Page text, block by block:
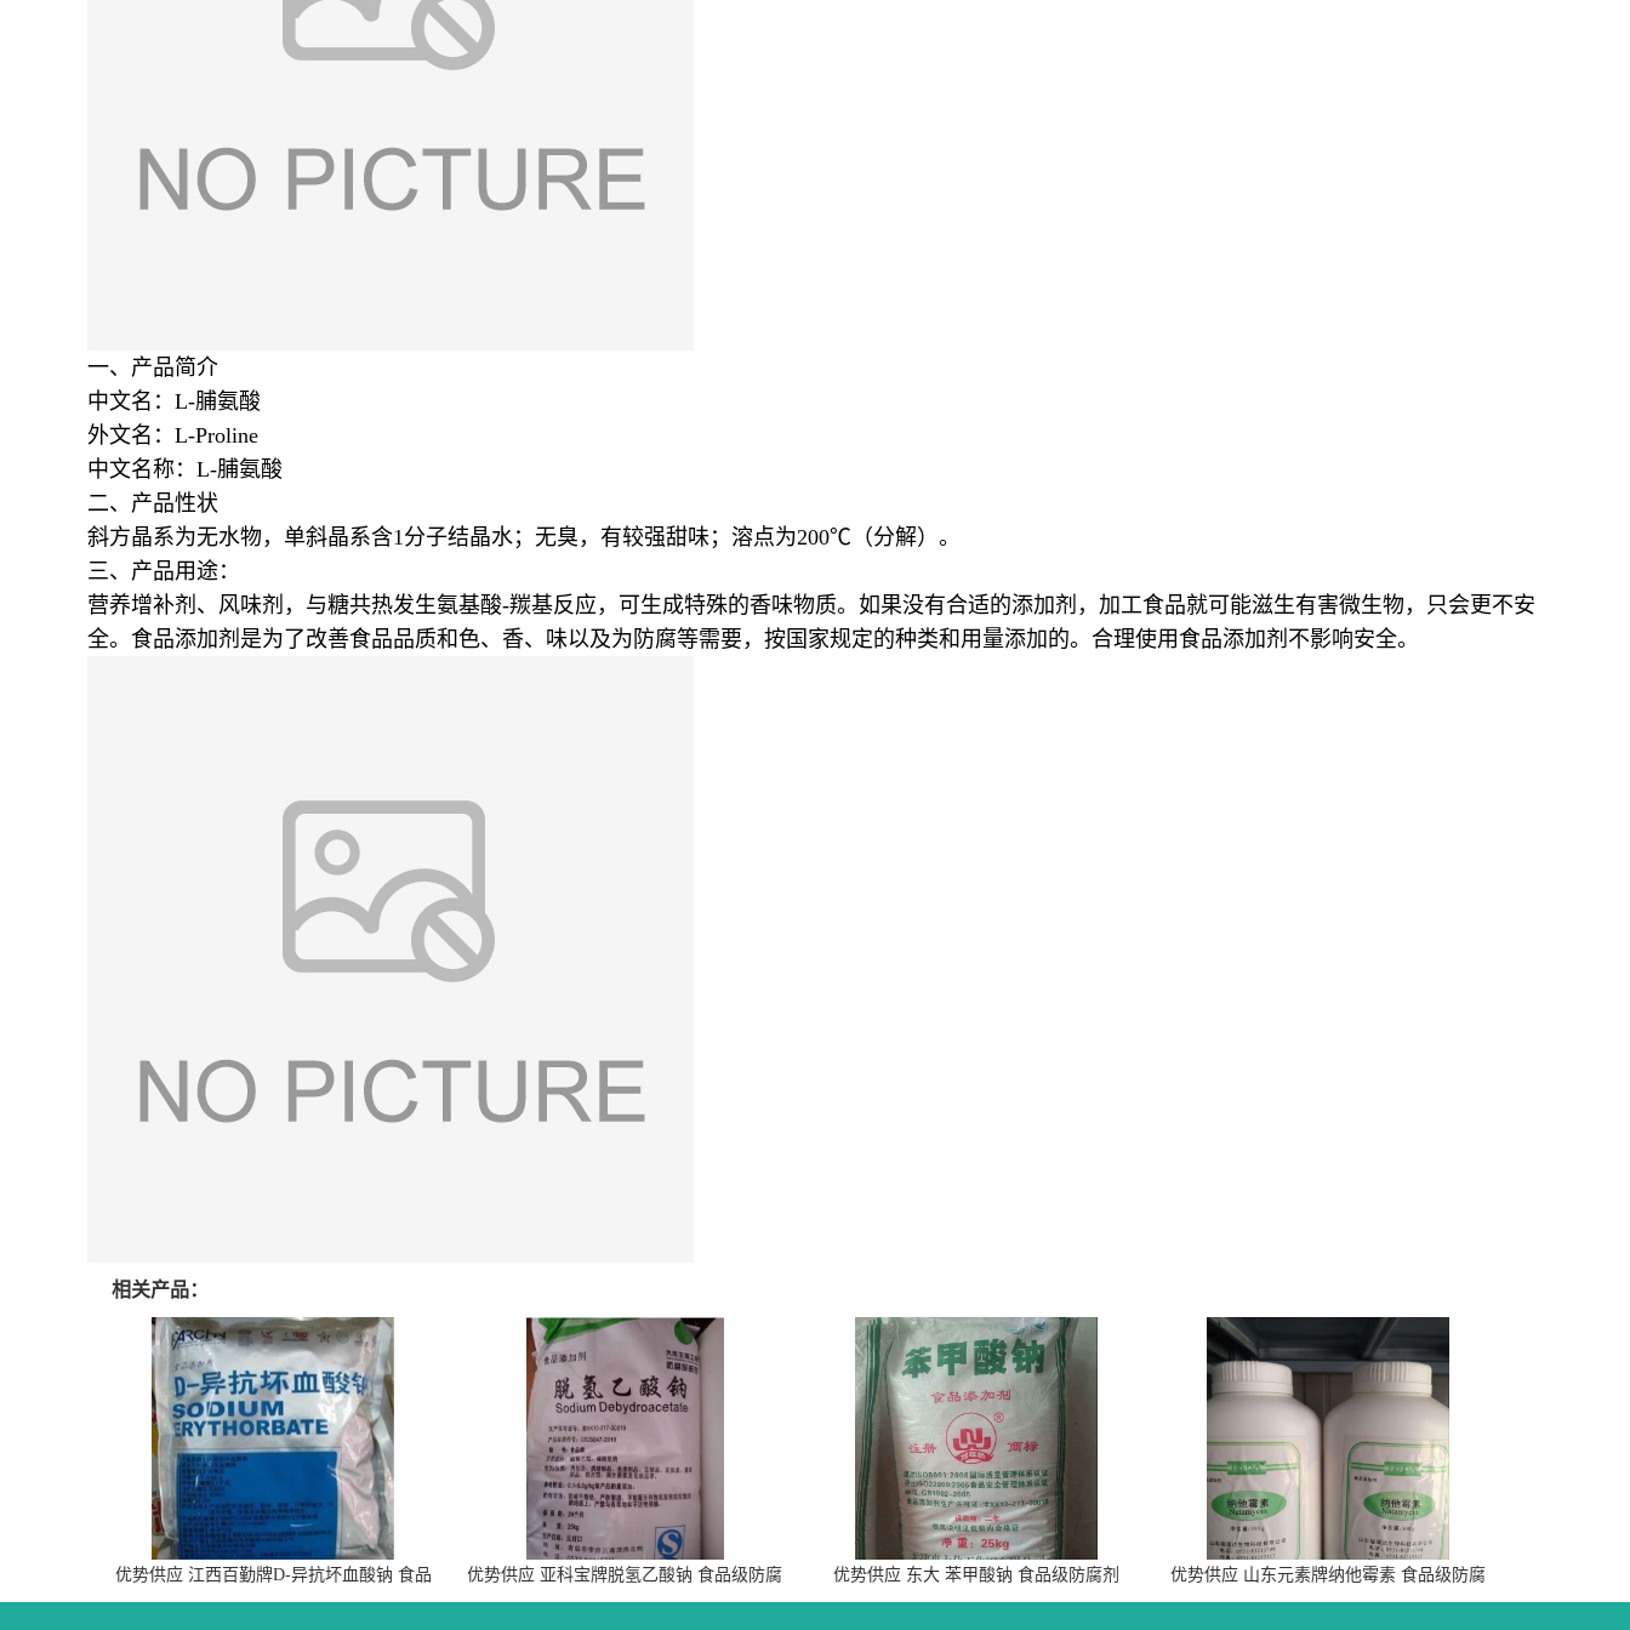
一、产品简介
中文名：L-脯氨酸
外文名：L-Proline
中文名称：L-脯氨酸
二、产品性状
斜方晶系为无水物，单斜晶系含1分子结晶水；无臭，有较强甜味；溶点为200℃（分解）。
三、产品用途：
营养增补剂、风味剂，与糖共热发生氨基酸-羰基反应，可生成特殊的香味物质。如果没有合适的添加剂，加工食品就可能滋生有害微生物，只会更不安
全。食品添加剂是为了改善食品品质和色、香、味以及为防腐等需要，按国家规定的种类和用量添加的。合理使用食品添加剂不影响安全。
相关产品：
优势供应 江西百勤牌D-异抗坏血酸钠 食品
级抗氧化剂
优势供应 亚科宝牌脱氢乙酸钠 食品级防腐
剂
优势供应 东大 苯甲酸钠 食品级防腐剂
优势供应 山东元素牌纳他霉素 食品级防腐
剂